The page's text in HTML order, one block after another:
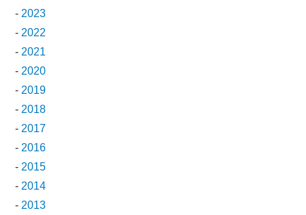
- 2023
- 2022
- 2021
- 2020
- 2019
- 2018
- 2017
- 2016
- 2015
- 2014
- 2013